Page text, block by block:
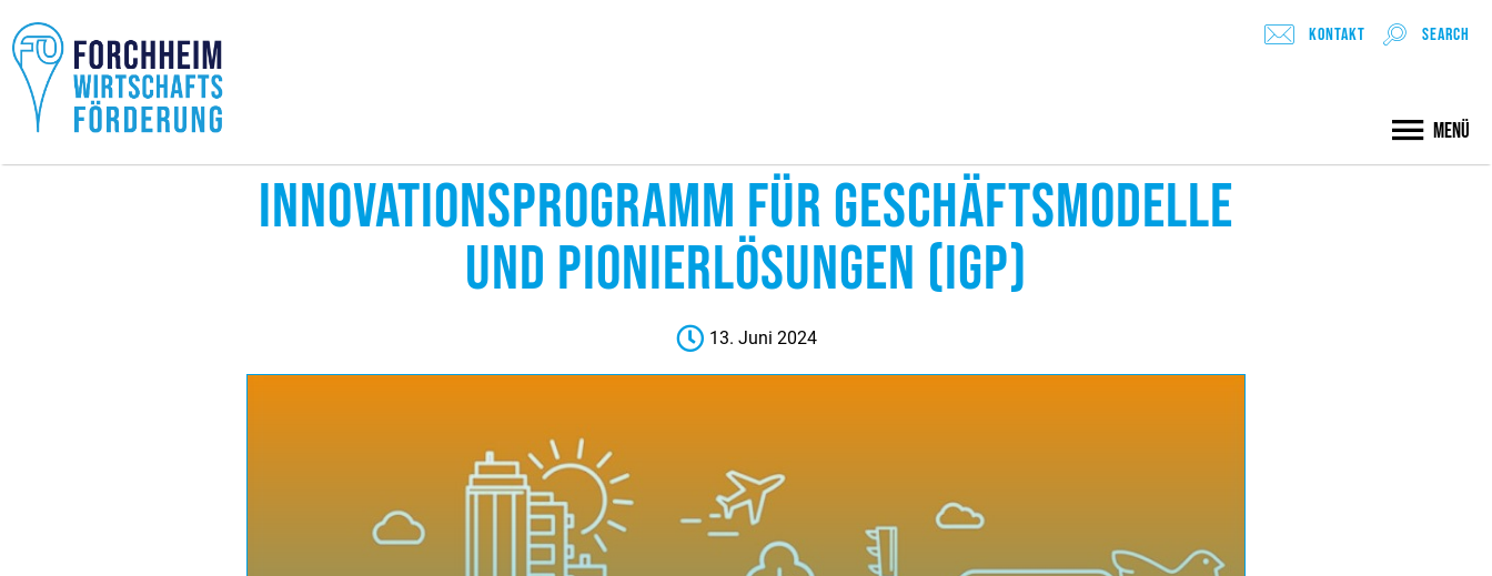
Kontakt search
Menü
INNOVATIONSPROGRAMM FÜR GESCHÄFTSMODELLE
UND PIONIERLÖSUNGEN (IGP)
13. Juni 2024